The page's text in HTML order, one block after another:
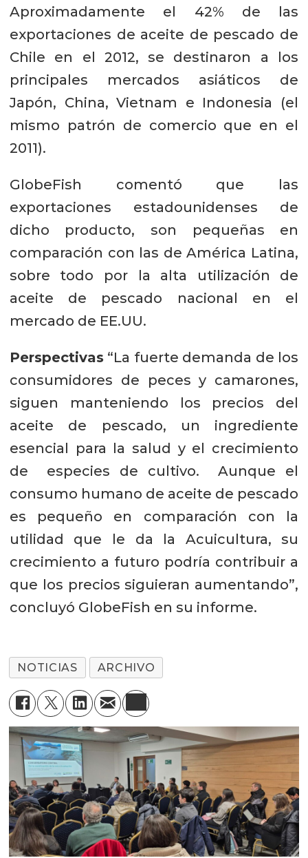
Aproximadamente el 42% de las
exportaciones de aceite de pescado de
Chile en el 2012, se destinaron a los
principales mercados asiáticos de
Japón, China, Vietnam e Indonesia (el
mismo patrón de comercio que en el
2011).
GlobeFish comentó que las
exportaciones estadounidenses de
dicho producto, son pequeñas en
comparación con las de América Latina,
sobre todo por la alta utilización de
aceite de pescado nacional en el
mercado de EE.UU.
Perspectivas“La fuerte demanda de los
consumidores de peces y camarones,
siguen manteniendo los precios del
aceite de pescado, un ingrediente
esencial para la salud y el crecimiento
de especies de cultivo. Aunque el
consumo humano de aceite de pescado
es pequeño en comparación con la
utilidad que le da la Acuicultura, su
crecimiento a futuro podría contribuir a
que los precios siguieran aumentando”,
concluyó GlobeFish en su informe.
NOTICIAS ARCHIVO